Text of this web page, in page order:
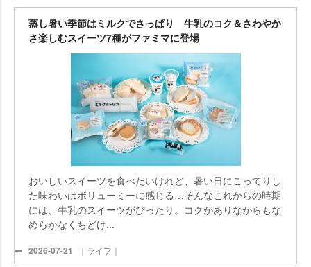
蒸し暑い季節はミルクでさっぱり 牛乳のコク＆さわやか
さ楽しむスイーツ7種がファミマに登場
おいしいスイーツを食べたいけれど、暑い日にこってりし
た味わいはボリューミーに感じる…そんなこれからの時期
には、牛乳のスイーツがぴったり。コクがありながらもな
めらかなくちどけ...
2026-07-21 ｜ライフ｜